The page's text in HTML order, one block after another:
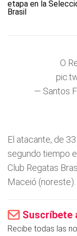
O
— Santos
El atacante, de
segundo tiempo
Club Regatas
Maceió (noreste).
Suscríbete
Recibe todas las